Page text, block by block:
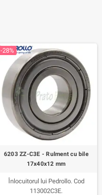
-28%
6203 ZZ-C3E - Rulment cu bile
17x40x12 mm
Înlocuitorul lui Pedrollo. Cod
113002C3E.